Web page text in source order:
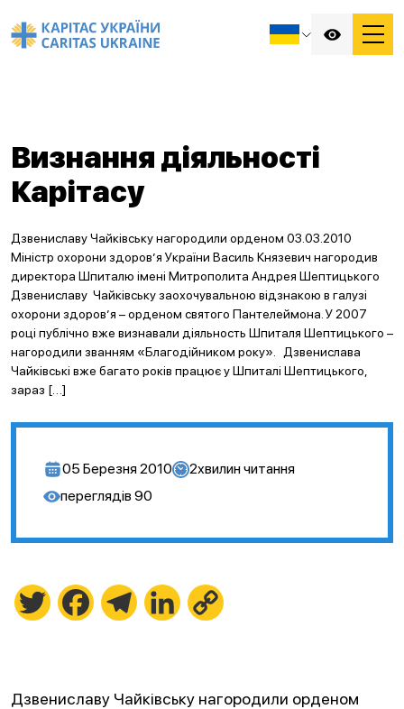
Визнання діяльності
Карітасу
Дзвениславу Чайківську нагородили орденом 03.03.2010
Міністр охорони здоров’я України Василь Князевич нагородив
директора Шпиталю імені Митрополита Андрея Шептицького
Дзвениславу Чайківську заохочувальною відзнакою в галузі
охорони здоров’я – орденом святого Пантелеймона. У 2007
році публічно вже визнавали діяльность Шпиталя Шептицького –
нагородили званням «Благодійником року». Дзвенислава
Чайківські вже багато років працює у Шпиталі Шептицького,
зараз […]
05 Березня 2010 2хвилин читання
переглядів 90
Twitter FacebookTelegramLinkedIn
Дзвениславу Чайківську нагородили орденом